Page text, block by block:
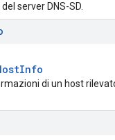
server DNS-SD.
di un host